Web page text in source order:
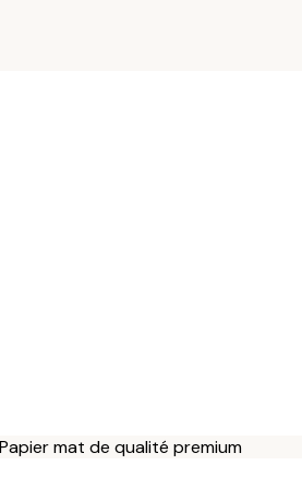
mat de qualité premium